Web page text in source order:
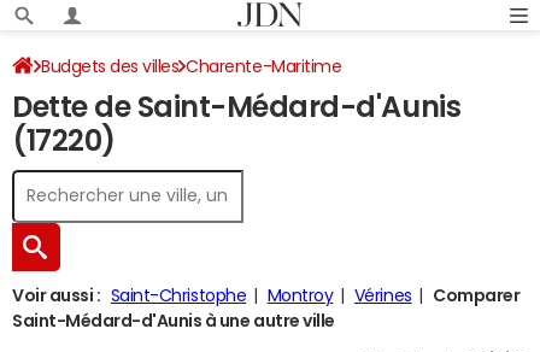
Budgets des villes Charente-Maritime
Saint-Médard-d'Aunis Dette au 31/12/2024
Dette de Saint-Médard-d'Aunis
(17220)
Voir aussi : Saint-Christophe Montroy Vérines
Comparer
Saint-Médard-d'Aunis à une autre ville